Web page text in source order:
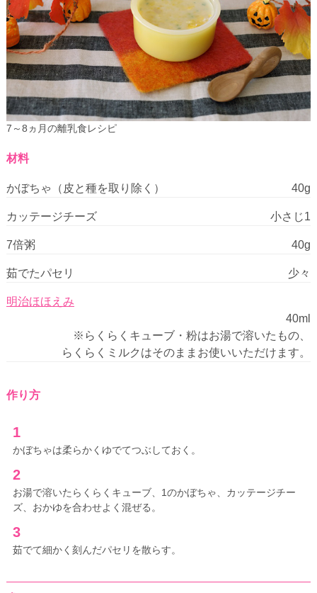
7～8ヵ月の離乳食レシピ
材料
かぼちゃ（皮と種を取り除く） 40g
カッテージチーズ 小さじ1
7倍粥 40g
茹でたパセリ 少々
明治ほほえみ
40ml
※らくらくキューブ・粉はお湯で溶いたもの、
らくらくミルクはそのままお使いいただけます。
作り方
1
かぼちゃは柔らかくゆでてつぶしておく。
2
お湯で溶いたらくらくキューブ、1のかぼちゃ、カッテージチー
ズ、おかゆを合わせよく混ぜる。
3
茹でて細かく刻んだパセリを散らす。